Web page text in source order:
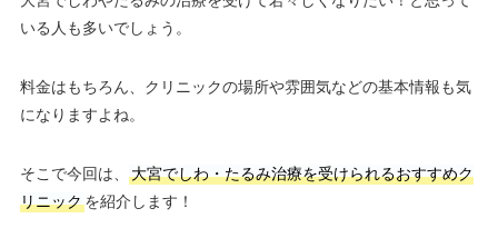
いる人も多いでしょう。
料金はもちろん、クリニックの場所や雰囲気などの基本情報も気
になりますよね。
そこで今回は、
大宮でしわ・たるみ治療を受けられるおすすめク
リニックを紹介します！